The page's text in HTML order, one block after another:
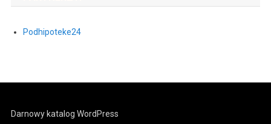
Podhipoteke24
Darnowy katalog WordPress